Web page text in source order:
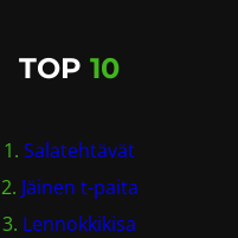
TOP10
1.Salatehtävät
2. Jäinen t-paita
3. Lennokkikisa